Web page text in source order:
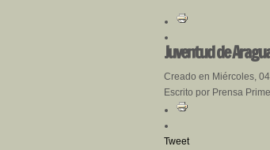
Juventud de
Creado en Miércoles,
Escrito por Prensa
Tweet